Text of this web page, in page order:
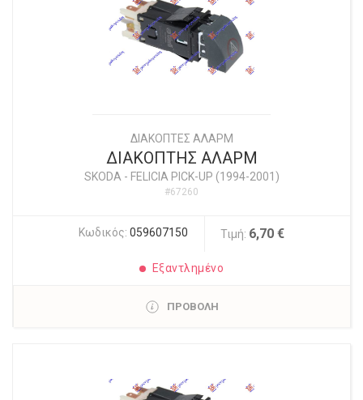
ΔΙΑΚΟΠΤΕΣ ΑΛΑΡΜ
ΔΙΑΚΟΠΤΗΣ ΑΛΑΡΜ
SKODA - FELICIA PICK-UP (1994-2001)
#67260
Κωδικός: 059607150 Τιμή: 6,70 €
Εξαντλημένο
ΠΡΟΒΟΛΗ